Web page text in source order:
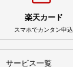
楽天カード
スマホでカンタン申込
サービス一覧